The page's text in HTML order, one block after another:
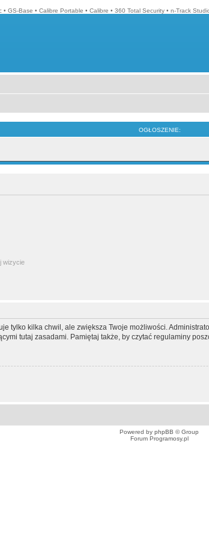
• GS-Base • Calibre Portable • Calibre • 360 Total Security • n-Track
OGŁOSZENIE:
wizycie
tylko kilka chwil, ale zwiększa Twoje możliwości.
tutaj zasadami. Pamiętaj także, by czytać regulaminy
Powered by phpBB © Group
Forum Programosy.pl